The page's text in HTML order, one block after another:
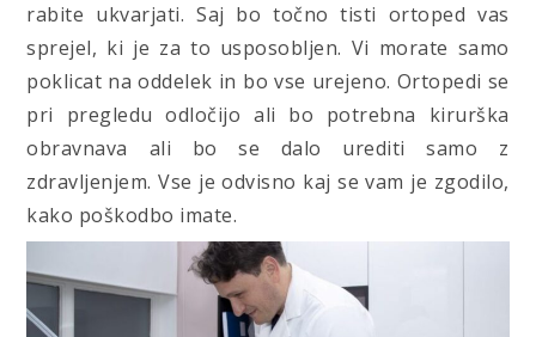
rabite ukvarjati. Saj bo točno tisti ortoped vas
sprejel, ki je za to usposobljen. Vi morate samo
poklicat na oddelek in bo vse urejeno. Ortopedi se
pri pregledu odločijo ali bo potrebna kirurška
obravnava ali bo se dalo urediti samo z
zdravljenjem. Vse je odvisno kaj se vam je zgodilo,
kako poškodbo imate.